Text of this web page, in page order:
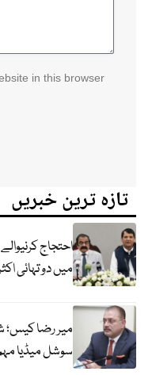
in this browser
تازہ ترین خبریں
احتجاج
میں دو تہائی
میر رضا کیس؛
سوشل میڈیا مہم